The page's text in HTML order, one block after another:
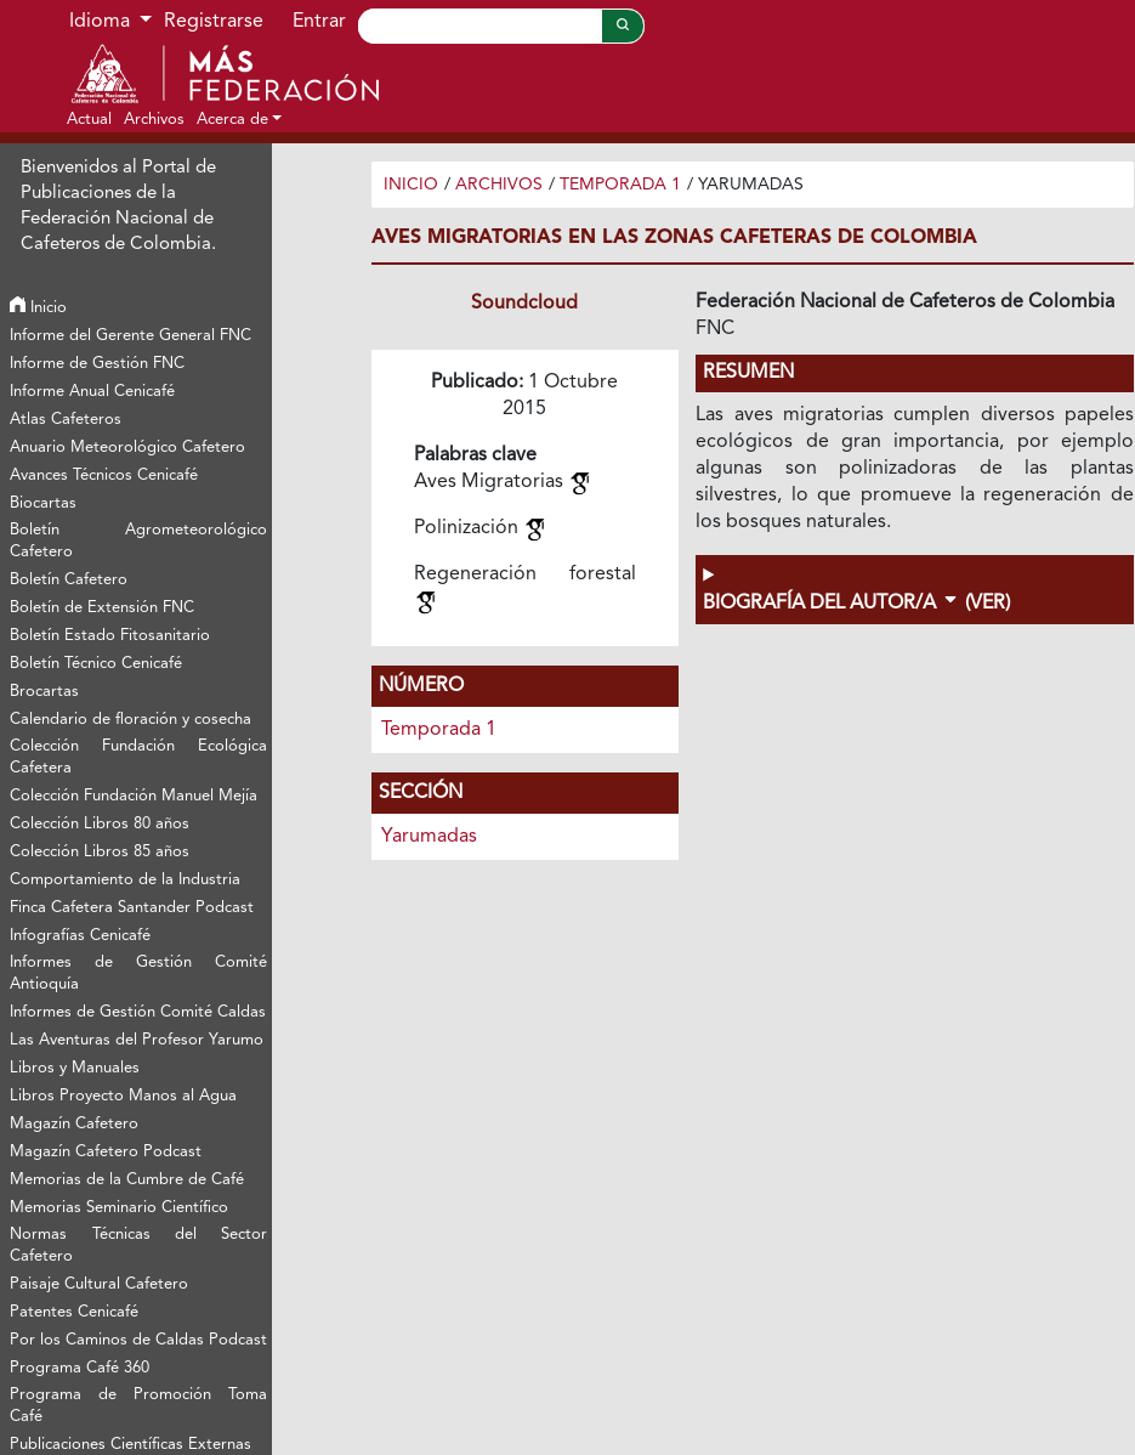
Ir al menú de navegación principal
Ir al contenido principal
Ir al pie de página del sitio
Idioma Registrarse Entrar
Actual Archivos Acerca de
Bienvenidos al Portal de
Publicaciones de la
Federación Nacional de
Cafeteros de Colombia.
Inicio
Informe del Gerente General FNC
Informe de Gestión FNC
Informe Anual Cenicafé
Atlas Cafeteros
Anuario Meteorológico Cafetero
Avances Técnicos Cenicafé
Biocartas
Boletín Agrometeorológico
Cafetero
Boletín Cafetero
Boletín de Extensión FNC
Boletín Estado Fitosanitario
Boletín Técnico Cenicafé
Brocartas
Calendario de floración y cosecha
Colección Fundación Ecológica
Cafetera
Colección Fundación Manuel Mejía
Colección Libros 80 años
Colección Libros 85 años
Comportamiento de la Industria
Finca Cafetera Santander Podcast
Infografías Cenicafé
Informes de Gestión Comité
Antioquía
Informes de Gestión Comité Caldas
Las Aventuras del Profesor Yarumo
Libros y Manuales
Libros Proyecto Manos al Agua
Magazín Cafetero
Magazín Cafetero Podcast
Memorias de la Cumbre de Café
Memorias Seminario Científico
Normas Técnicas del Sector
Cafetero
Paisaje Cultural Cafetero
Patentes Cenicafé
Por los Caminos de Caldas Podcast
Programa Café 360
Programa de Promoción Toma
Café
Publicaciones Científicas Externas
INICIO / ARCHIVOS / TEMPORADA 1 / YARUMADAS
AVES MIGRATORIAS EN LAS ZONAS CAFETERAS DE COLOMBIA
Soundcloud
Publicado: 1 Octubre
2015
Palabras clave
Aves Migratorias
Polinización
Regeneración forestal
NÚMERO
Temporada 1
SECCIÓN
Yarumadas
Federación Nacional de Cafeteros de Colombia
FNC
RESUMEN
Las aves migratorias cumplen diversos papeles
ecológicos de gran importancia, por ejemplo
algunas son polinizadoras de las plantas
silvestres, lo que promueve la regeneración de
los bosques naturales.
BIOGRAFÍA DEL AUTOR/A (VER)